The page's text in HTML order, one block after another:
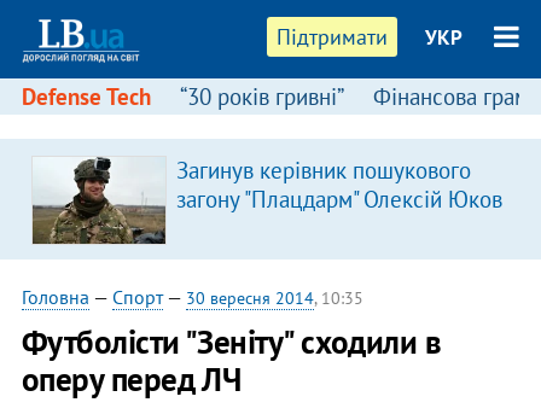
Підтримати УКР
Defense Tech “30 років гривні” Фінансова
Загинув керівник пошукового
загону "Плацдарм" Олексій Юков
Головна — Спорт— 30 вересня 2014, 10:35
Футболісти "Зеніту" сходили в
оперу перед ЛЧ